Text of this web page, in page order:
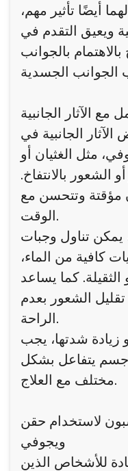
أيضًا تأثير مهم،
ويعيق التقدم في
بالجوانب
الآثار الجانبية
الجانبية في
مثل الغثيان أو
الشعور بالانتفاخ.
مؤقتة وتتحسن مع
الوقت.
يمكن تناول وجبات
كافية من الماء،
كما يساعد
الشعور بعدم
الراحة.
زيادة شدتها، يجب
جسم يتفاعل بشكل
مختلف مع العلاج.
لاستخدام حقن
ويجوفي
للأشخاص الذين